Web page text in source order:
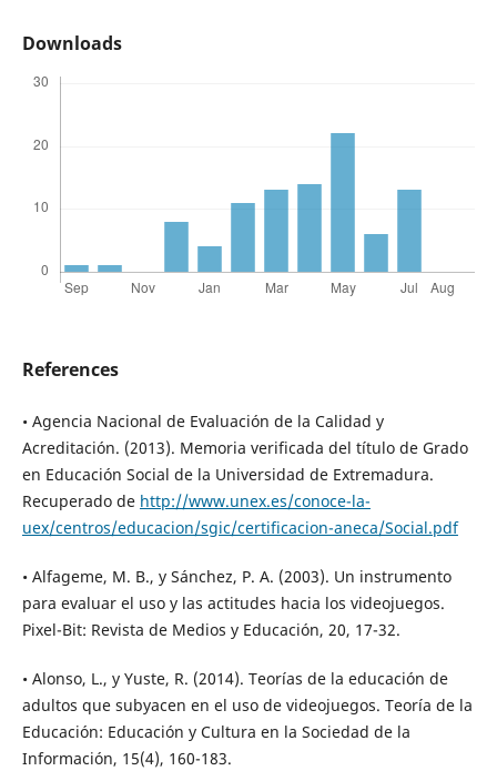
Downloads
References
• Agencia Nacional de Evaluación de la Calidad y
Acreditación. (2013). Memoria verificada del título de Grado
en Educación Social de la Universidad de Extremadura.
Recuperado de http://www.unex.es/conoce-la-
uex/centros/educacion/sgic/certificacion-aneca/Social.pdf
• Alfageme, M. B., y Sánchez, P. A. (2003). Un instrumento
para evaluar el uso y las actitudes hacia los videojuegos.
Pixel-Bit: Revista de Medios y Educación, 20, 17-32.
• Alonso, L., y Yuste, R. (2014). Teorías de la educación de
adultos que subyacen en el uso de videojuegos. Teoría de la
Educación: Educación y Cultura en la Sociedad de la
Información, 15(4), 160-183.